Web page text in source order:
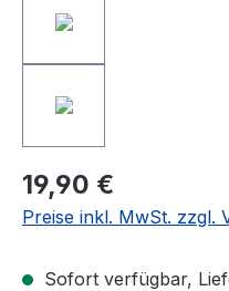
19,90 €
Preise inkl. MwSt. zzgl.
Sofort verfügbar,